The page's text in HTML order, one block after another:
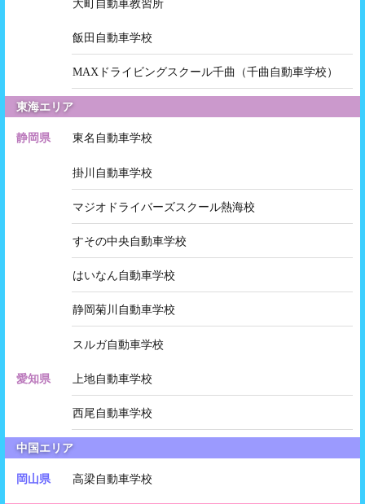
大町自動車教習所
飯田自動車学校
MAXドライビングスクール千曲（千曲自動車学校）
東海エリア
静岡県 東名自動車学校
掛川自動車学校
マジオドライバーズスクール熱海校
すその中央自動車学校
はいなん自動車学校
静岡菊川自動車学校
スルガ自動車学校
愛知県 上地自動車学校
西尾自動車学校
中国エリア
岡山県 高梁自動車学校